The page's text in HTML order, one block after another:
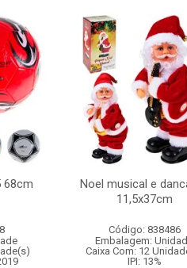
68cm
Noel musical e
11,5x37cm
Código: 838486
Embalagem:
Caixa Com: 12
IPI: 13%